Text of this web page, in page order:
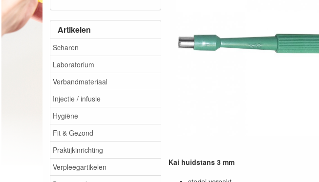
Artikelen
Scharen
Laboratorium
Verbandmateriaal
Injectie / infusie
Hygiëne
Fit & Gezond
Praktijkinrichting
Verpleegartikelen
Kai huidstans 3 mm